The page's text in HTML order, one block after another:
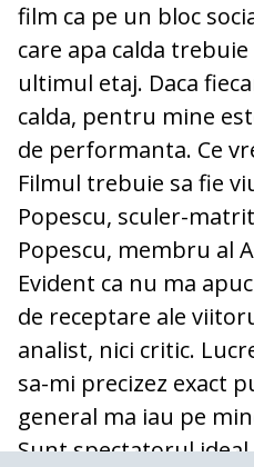
film ca pe un bloc
care apa calda
ultimul etaj. Daca
calda, pentru mine
de performanta. Ce
Filmul trebuie sa fie
Popescu, sculer-
Popescu, membru al
Evident ca nu ma
de receptare ale
analist, nici critic.
sa-mi precizez exact
general ma iau pe
Sunt spectatorul